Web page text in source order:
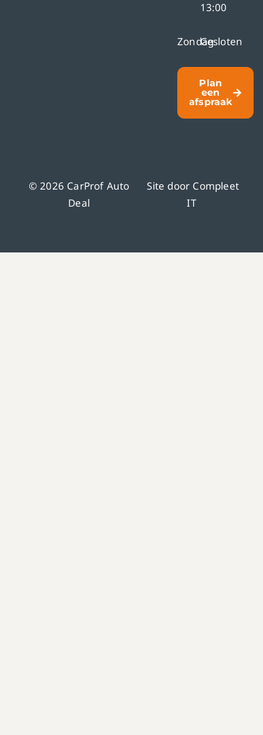
13:00
ZondagGesloten
Plan
een
afspraak
© 2026 CarProf Auto
Deal
Site door Compleet
IT